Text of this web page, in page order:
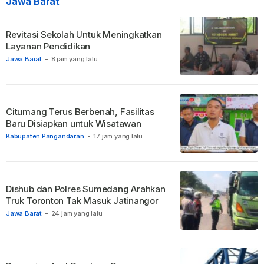
Jawa Barat - 8 jam yang lalu
Revitasi Sekolah Untuk Meningkatkan
Layanan Pendidikan
Kabupaten Pangandaran - 17 jam yang lalu
Citumang Terus Berbenah, Fasilitas
Baru Disiapkan untuk Wisatawan
Jawa Barat - 24 jam yang lalu
Dishub dan Polres Sumedang Arahkan
Truk Toronton Tak Masuk Jatinangor